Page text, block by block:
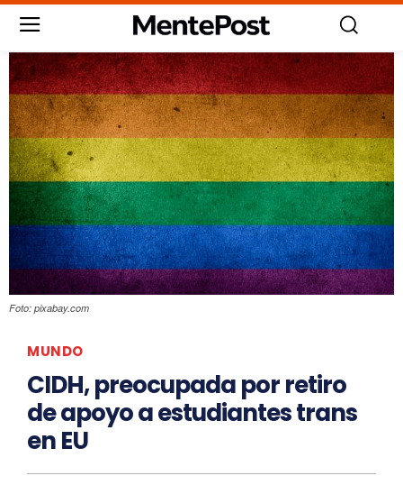
Foto: pixabay.com
MUNDO
CIDH, preocupada por retiro
de apoyo a estudiantes trans
en EU